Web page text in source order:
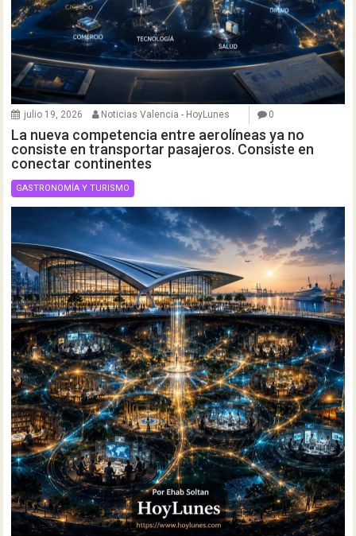
julio 19, 2026 Noticias Valencia - HoyLunes 0
La nueva competencia entre aerolíneas ya no
consiste en transportar pasajeros. Consiste en
conectar continentes
GASTRONOMÍA Y TURISMO